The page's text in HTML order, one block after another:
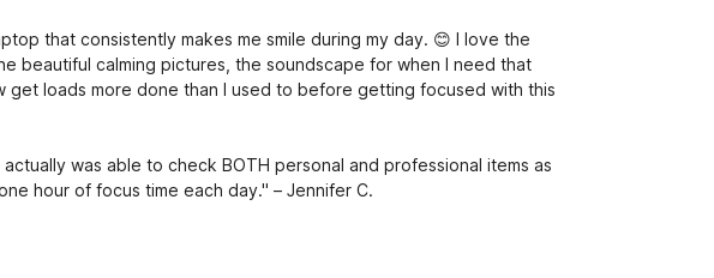
that consistently makes me smile during my day. 😊 I love the
beautiful calming pictures, the soundscape for when I need that
get loads more done than I used to before getting focused with this
actually was able to check BOTH personal and professional items as
hour of focus time each day." – Jennifer C.